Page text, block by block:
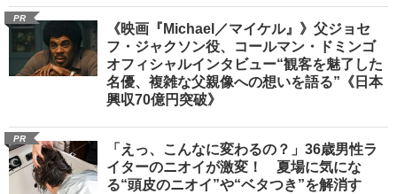
PR
《映画『Michael／マイケル』》父ジョセ
フ・ジャクソン役、コールマン・ドミンゴ
オフィシャルインタビュー“観客を魅了した
名優、複雑な父親像への想いを語る”《日本
興収70億円突破》
PR
「えっ、こんなに変わるの？」36歳男性ラ
イターのニオイが激変！ 夏場に気にな
る“頭皮のニオイ”や“ベタつき”を解消す